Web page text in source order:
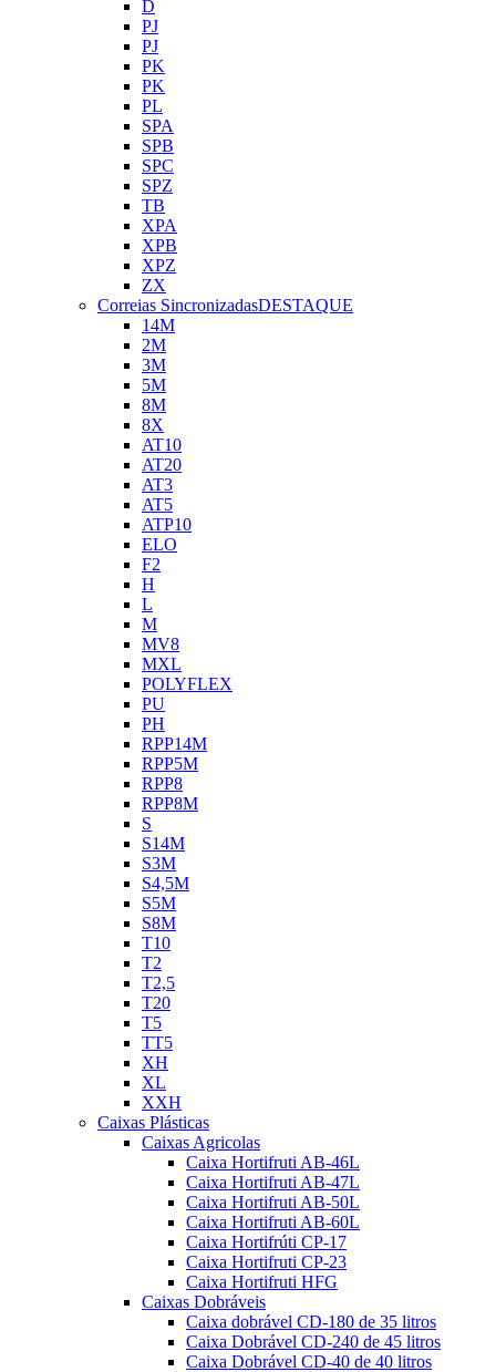
D
PJ
PJ
PK
PK
PL
SPA
SPB
SPC
SPZ
TB
XPA
XPB
XPZ
ZX
Correias SincronizadasDESTAQUE
14M
2M
3M
5M
8M
8X
AT10
AT20
AT3
AT5
ATP10
ELO
F2
H
L
M
MV8
MXL
POLYFLEX
PU
PH
RPP14M
RPP5M
RPP8
RPP8M
S
S14M
S3M
S4,5M
S5M
S8M
T10
T2
T2,5
T20
T5
TT5
XH
XL
XXH
Caixas Plásticas
Caixas Agricolas
Caixa Hortifruti AB-46L
Caixa Hortifruti AB-47L
Caixa Hortifruti AB-50L
Caixa Hortifruti AB-60L
Caixa Hortifrúti CP-17
Caixa Hortifruti CP-23
Caixa Hortifruti HFG
Caixas Dobráveis
Caixa dobrável CD-180 de 35 litros
Caixa Dobrável CD-240 de 45 litros
Caixa Dobrável CD-40 de 40 litros